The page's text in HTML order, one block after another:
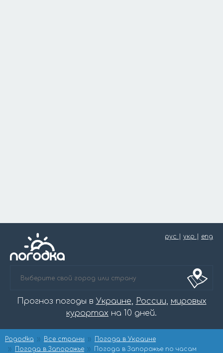
рус укр eng
Прогноз погоды в Украине, России, мировых
курортах на 10 дней.
Pogodka Все страны
Погода в Украине
Погода в Запорожье
Погода в Запорожье по часам